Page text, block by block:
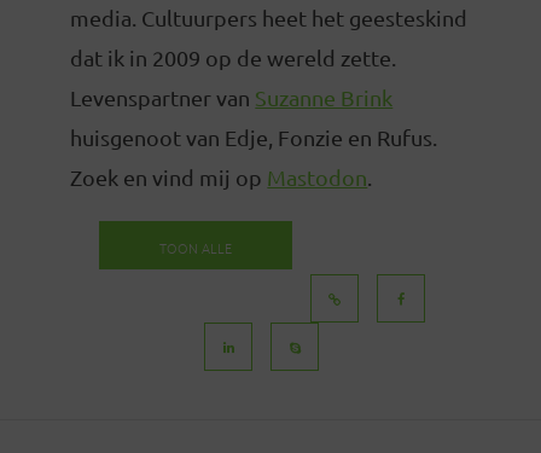
media. Cultuurpers heet het geesteskind
dat ik in 2009 op de wereld zette.
Levenspartner van Suzanne Brink
huisgenoot van Edje, Fonzie en Rufus.
Zoek en vind mij op Mastodon
TOON ALLE